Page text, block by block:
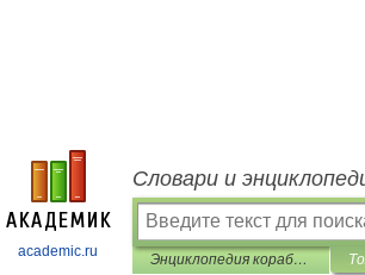
academic.ru
Словари и
Энциклопедия кораблей